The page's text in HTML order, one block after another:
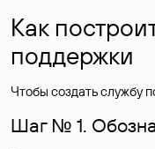
Как
поддержки
Чтобы создать службу
Шаг № 1.